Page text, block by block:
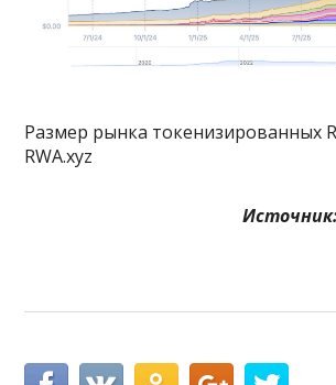
Размер рынка токенизированных
RWA.xyz